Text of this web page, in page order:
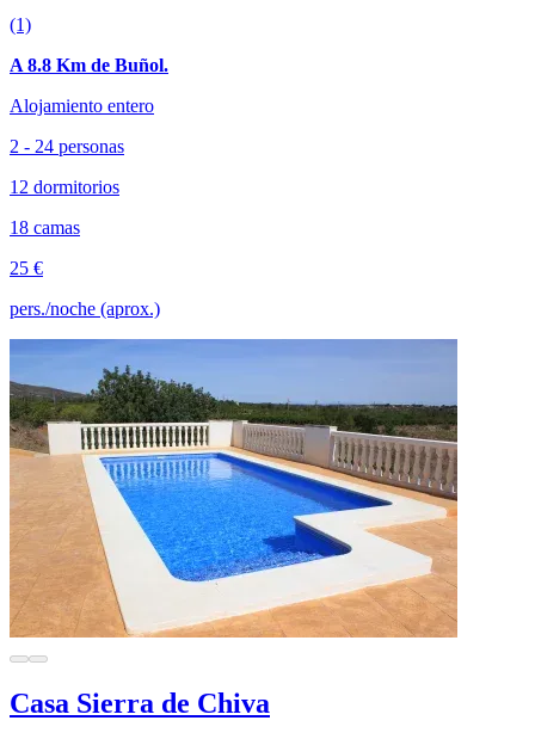
(1)
A 8.8 Km de Buñol.
Alojamiento entero
2 - 24 personas
12 dormitorios
18 camas
25 €
pers./noche (aprox.)
Casa Sierra de Chiva